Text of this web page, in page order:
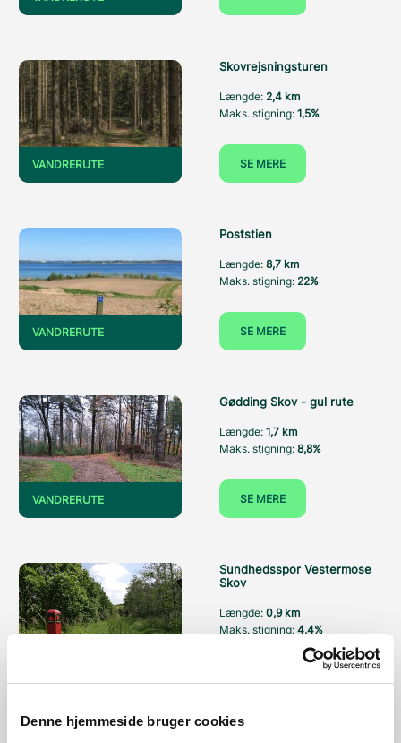
Denne hjemmeside bruger cookies
VANDRERUTE
Skovrejsningsturen
Længde: 2,4 km
Maks. stigning: 1,5%
SE MERE
VANDRERUTE
Poststien
Længde: 8,7 km
Maks. stigning: 22%
SE MERE
VANDRERUTE
Gødding Skov - gul rute
Længde: 1,7 km
Maks. stigning: 8,8%
SE MERE
Sundhedsspor Vestermose
Skov
Længde: 0,9 km
Maks. stigning: 4,4%